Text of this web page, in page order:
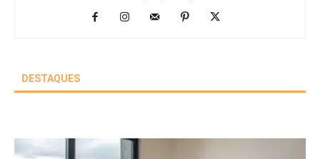
DESTAQUES